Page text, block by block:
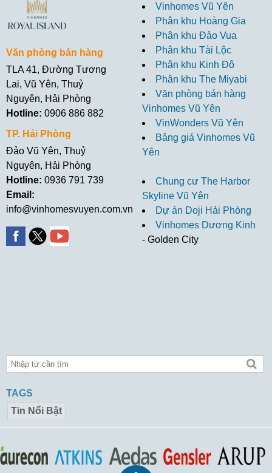
Văn phòng bán hàng
TLA 41, Đường Tương
Lai, Vũ Yên, Thuỷ
Nguyên, Hải Phòng
Hotline: 0906 886 882
TP. Hải Phòng
Đảo Vũ Yên, Thuỷ
Nguyên, Hải Phòng
Hotline: 0936 791 739
Email:
info@vinhomesvuyen.com.vn
Vinhomes Vũ Yên
Phân khu Hoàng Gia
Phân khu Đảo Vua
Phân khu Tài Lộc
Phân khu Kinh Đô
Phân khu The Miyabi
Văn phòng bán hàng
Vinhomes Vũ Yên
VinWonders Vũ Yên
Bảng giá Vinhomes Vũ
Yên
Chung cư The Harbor
Skyline Vũ Yên
Dự án Doji Hải Phòng
Vinhomes Dương Kinh
- Golden City
TAGS
Tin Nổi Bật